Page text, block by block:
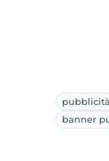
banner